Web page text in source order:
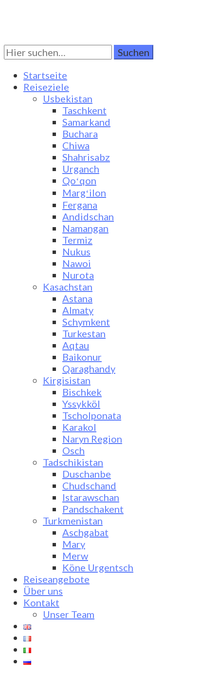
Turkestan Travel
Discover Central Asia
Suchen
Sie
nach:Startseite
Reiseziele
Usbekistan
Taschkent
Samarkand
Buchara
Chiwa
Shahrisabz
Urganch
Qoʻqon
Margʻilon
Fergana
Andidschan
Namangan
Termiz
Nukus
Nawoi
Nurota
Kasachstan
Astana
Almaty
Schymkent
Turkestan
Aqtau
Baikonur
Qaraghandy
Kirgisistan
Bischkek
Yssykköl
Tscholponata
Karakol
Naryn Region
Osch
Tadschikistan
Duschanbe
Chudschand
Istarawschan
Pandschakent
Turkmenistan
Aschgabat
Mary
Merw
Köne Urgentsch
Reiseangebote
Über uns
Kontakt
Unser Team